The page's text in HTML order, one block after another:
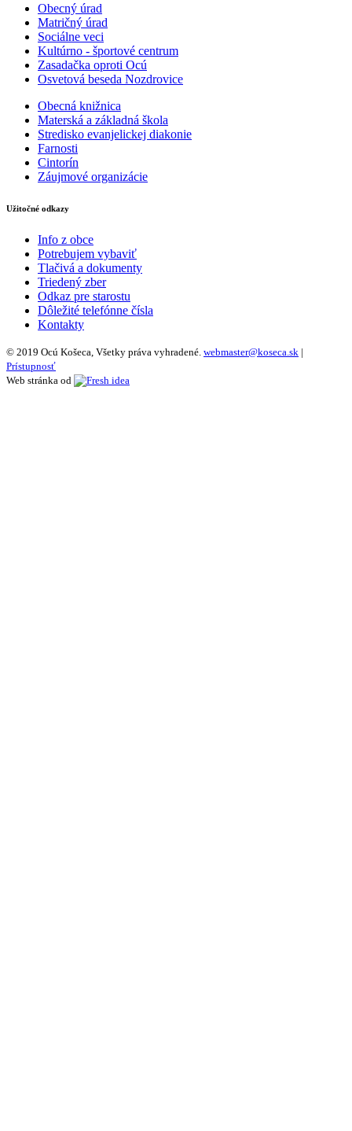
Obecný úrad
Matričný úrad
Sociálne veci
Kultúrno - športové centrum
Zasadačka oproti Ocú
Osvetová beseda Nozdrovice
Obecná knižnica
Materská a základná škola
Stredisko evanjelickej diakonie
Farnosti
Cintorín
Záujmové organizácie
Užitočné odkazy
Info z obce
Potrebujem vybaviť
Tlačivá a dokumenty
Triedený zber
Odkaz pre starostu
Dôležité telefónne čísla
Kontakty
© 2019 Ocú Košeca, Všetky práva vyhradené. webmaster@koseca.sk |
Prístupnosť
Web stránka od